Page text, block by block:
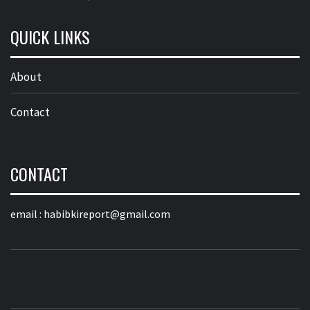
QUICK LINKS
About
Contact
CONTACT
email : habibkireport@gmail.com